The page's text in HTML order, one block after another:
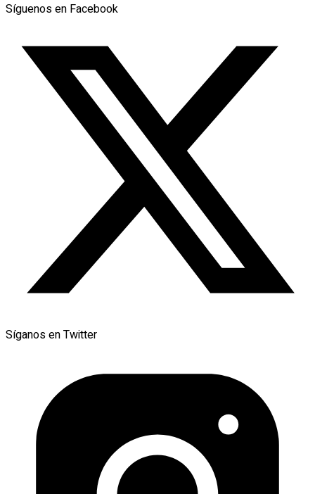
Síguenos en Facebook
Síganos en Twitter